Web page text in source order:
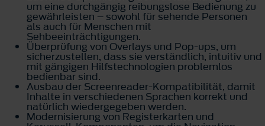
um eine durchgängig reibungslose Bedienung zu
gewährleisten – sowohl für sehende Personen
als auch für Menschen mit
Sehbeeinträchtigungen.
Überprüfung von Overlays und Pop-ups, um
sicherzustellen, dass sie verständlich, intuitiv und
mit gängigen Hilfstechnologien problemlos
bedienbar sind.
Ausbau der Screenreader-Kompatibilität, damit
Inhalte in verschiedenen Sprachen korrekt und
natürlich wiedergegeben werden.
Modernisierung von Registerkarten und